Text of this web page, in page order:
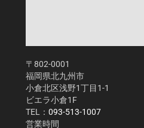
〒802-0001
福岡県北九州市
小倉北区浅野1丁目1-1
ビエラ小倉1F
TEL： 093-513-1007
営業時間